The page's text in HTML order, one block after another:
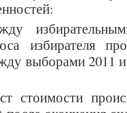
избирателя
выборами 2011
стоимости